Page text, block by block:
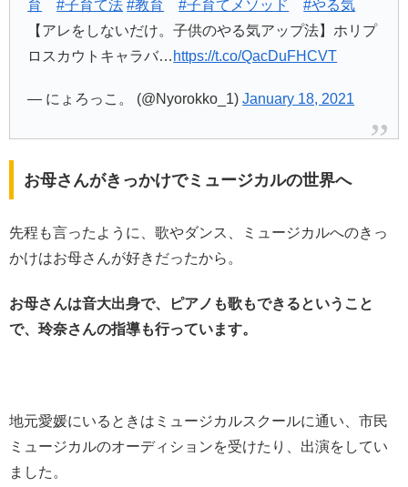
育
#子育て法 #教育 #子育てメソッド
#やる気
【アレをしないだけ。子供のやる気アップ法】ホリプ
ロスカウトキャラバ… https://t.co/QacDuFHCVT
— にょろっこ。 (@Nyorokko_1)January 18, 2021
お母さんがきっかけでミュージカルの世界へ
先程も言ったように、歌やダンス、ミュージカルへのきっ
かけはお母さんが好きだったから。
お母さんは音大出身で、ピアノも歌もできるということ
で、玲奈さんの指導も行っています。
地元愛媛にいるときはミュージカルスクールに通い、市民
ミュージカルのオーディションを受けたり、出演をしてい
ました。